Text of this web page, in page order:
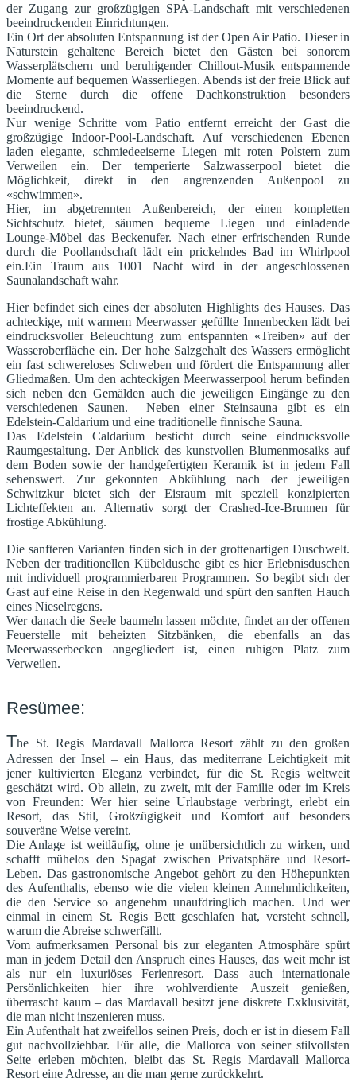
der Zugang zur großzügigen SPA-Landschaft mit verschiedenen
beeindruckenden Einrichtungen.
Ein Ort der absoluten Entspannung ist der Open Air Patio. Dieser in
Naturstein gehaltene Bereich bietet den Gästen bei sonorem
Wasserplätschern und beruhigender Chillout-Musik entspannende
Momente auf bequemen Wasserliegen. Abends ist der freie Blick auf
die Sterne durch die offene Dachkonstruktion besonders
beeindruckend.
Nur wenige Schritte vom Patio entfernt erreicht der Gast die
großzügige Indoor-Pool-Landschaft. Auf verschiedenen Ebenen
laden elegante, schmiedeeiserne Liegen mit roten Polstern zum
Verweilen ein. Der temperierte Salzwasserpool bietet die
Möglichkeit, direkt in den angrenzenden Außenpool zu
«schwimmen».
Hier, im abgetrennten Außenbereich, der einen kompletten
Sichtschutz bietet, säumen bequeme Liegen und einladende
Lounge-Möbel das Beckenufer. Nach einer erfrischenden Runde
durch die Poollandschaft lädt ein prickelndes Bad im Whirlpool
ein.Ein Traum aus 1001 Nacht wird in der angeschlossenen
Saunalandschaft wahr.
Hier befindet sich eines der absoluten Highlights des Hauses. Das
achteckige, mit warmem Meerwasser gefüllte Innenbecken lädt bei
eindrucksvoller Beleuchtung zum entspannten «Treiben» auf der
Wasseroberfläche ein. Der hohe Salzgehalt des Wassers ermöglicht
ein fast schwereloses Schweben und fördert die Entspannung aller
Gliedmaßen. Um den achteckigen Meerwasserpool herum befinden
sich neben den Gemälden auch die jeweiligen Eingänge zu den
verschiedenen Saunen. Neben einer Steinsauna gibt es ein
Edelstein-Caldarium und eine traditionelle finnische Sauna.
Das Edelstein Caldarium besticht durch seine eindrucksvolle
Raumgestaltung. Der Anblick des kunstvollen Blumenmosaiks auf
dem Boden sowie der handgefertigten Keramik ist in jedem Fall
sehenswert. Zur gekonnten Abkühlung nach der jeweiligen
Schwitzkur bietet sich der Eisraum mit speziell konzipierten
Lichteffekten an. Alternativ sorgt der Crashed-Ice-Brunnen für
frostige Abkühlung.
Die sanfteren Varianten finden sich in der grottenartigen Duschwelt.
Neben der traditionellen Kübeldusche gibt es hier Erlebnisduschen
mit individuell programmierbaren Programmen. So begibt sich der
Gast auf eine Reise in den Regenwald und spürt den sanften Hauch
eines Nieselregens.
Wer danach die Seele baumeln lassen möchte, findet an der offenen
Feuerstelle mit beheizten Sitzbänken, die ebenfalls an das
Meerwasserbecken angegliedert ist, einen ruhigen Platz zum
Verweilen.
Resümee:
The St. Regis Mardavall Mallorca Resort zählt zu den großen
Adressen der Insel – ein Haus, das mediterrane Leichtigkeit mit
jener kultivierten Eleganz verbindet, für die St. Regis weltweit
geschätzt wird. Ob allein, zu zweit, mit der Familie oder im Kreis
von Freunden: Wer hier seine Urlaubstage verbringt, erlebt ein
Resort, das Stil, Großzügigkeit und Komfort auf besonders
souveräne Weise vereint.
Die Anlage ist weitläufig, ohne je unübersichtlich zu wirken, und
schafft mühelos den Spagat zwischen Privatsphäre und Resort-
Leben. Das gastronomische Angebot gehört zu den Höhepunkten
des Aufenthalts, ebenso wie die vielen kleinen Annehmlichkeiten,
die den Service so angenehm unaufdringlich machen. Und wer
einmal in einem St. Regis Bett geschlafen hat, versteht schnell,
warum die Abreise schwerfällt.
Vom aufmerksamen Personal bis zur eleganten Atmosphäre spürt
man in jedem Detail den Anspruch eines Hauses, das weit mehr ist
als nur ein luxuriöses Ferienresort. Dass auch internationale
Persönlichkeiten hier ihre wohlverdiente Auszeit genießen,
überrascht kaum – das Mardavall besitzt jene diskrete Exklusivität,
die man nicht inszenieren muss.
Ein Aufenthalt hat zweifellos seinen Preis, doch er ist in diesem Fall
gut nachvollziehbar. Für alle, die Mallorca von seiner stilvollsten
Seite erleben möchten, bleibt das St. Regis Mardavall Mallorca
Resort eine Adresse, an die man gerne zurückkehrt.